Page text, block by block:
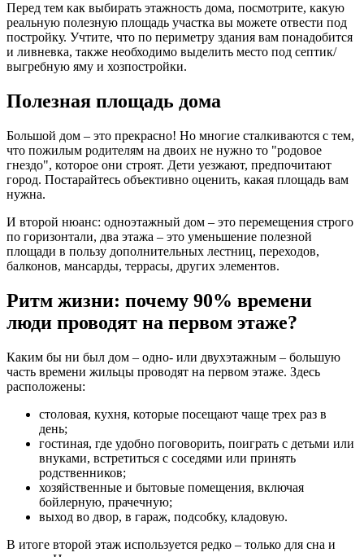
Перед тем как выбирать этажность дома, посмотрите, какую
реальную полезную площадь участка вы можете отвести под
постройку. Учтите, что по периметру здания вам понадобится
и ливневка, также необходимо выделить место под септик/
выгребную яму и хозпостройки.
Полезная площадь дома
Большой дом – это прекрасно! Но многие сталкиваются с тем,
что пожилым родителям на двоих не нужно то "родовое
гнездо", которое они строят. Дети уезжают, предпочитают
город. Постарайтесь объективно оценить, какая площадь вам
нужна.
И второй нюанс: одноэтажный дом – это перемещения строго
по горизонтали, два этажа – это уменьшение полезной
площади в пользу дополнительных лестниц, переходов,
балконов, мансарды, террасы, других элементов.
Ритм жизни: почему 90% времени
люди проводят на первом этаже?
Каким бы ни был дом – одно- или двухэтажным – большую
часть времени жильцы проводят на первом этаже. Здесь
расположены:
столовая, кухня, которые посещают чаще трех раз в
день;
гостиная, где удобно поговорить, поиграть с детьми или
внуками, встретиться с соседями или принять
родственников;
хозяйственные и бытовые помещения, включая
бойлерную, прачечную;
выход во двор, в гараж, подсобку, кладовую.
В итоге второй этаж используется редко – только для сна и